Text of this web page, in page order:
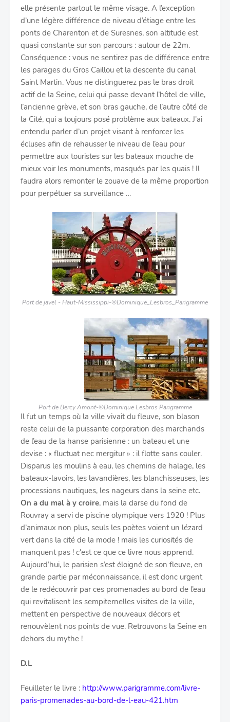
elle présente partout le même visage. A l’exception
d’une légère différence de niveau d’étiage entre les
ponts de Charenton et de Suresnes, son altitude est
quasi constante sur son parcours : autour de 22m.
Conséquence : vous ne sentirez pas de différence entre
les parages du Gros Caillou et la descente du canal
Saint Martin. Vous ne distinguerez pas le bras droit
actif de la Seine, celui qui passe devant l’hôtel de ville,
l’ancienne grève, et son bras gauche, de l’autre côté de
la Cité, qui a toujours posé problème aux bateaux. J’ai
entendu parler d’un projet visant à renforcer les
écluses afin de rehausser le niveau de l’eau pour
permettre aux touristes sur les bateaux mouche de
mieux voir les monuments, masqués par les quais ! Il
faudra alors remonter le zouave de la même proportion
pour perpétuer sa surveillance …
Port de javel - Haut-Mississippi-®Dominique_Lesbros_Parigramme
Port de Bercy Amont-®Dominique Lesbros Parigramme
Il fut un temps où la ville vivait du fleuve, son blason
reste celui de la puissante corporation des marchands
de l’eau de la hanse parisienne : un bateau et une
devise : « fluctuat nec mergitur » : il flotte sans couler.
Disparus les moulins à eau, les chemins de halage, les
bateaux-lavoirs, les lavandières, les blanchisseuses, les
processions nautiques, les nageurs dans la seine etc.
On a du mal à y croire, mais la darse du fond de
Rouvray a servi de piscine olympique vers 1920 ! Plus
d’animaux non plus, seuls les poètes voient un lézard
vert dans la cité de la mode ! mais les curiosités de
manquent pas ! c'est ce que ce livre nous apprend.
Aujourd’hui, le parisien s’est éloigné de son fleuve, en
grande partie par méconnaissance, il est donc urgent
de le redécouvrir par ces promenades au bord de l’eau
qui revitalisent les sempiternelles visites de la ville,
mettent en perspective de nouveaux décors et
renouvèlent nos points de vue. Retrouvons la Seine en
dehors du mythe !
D.L
Feuilleter le livre : http://www.parigramme.com/livre-
paris-promenades-au-bord-de-l-eau-421.htm